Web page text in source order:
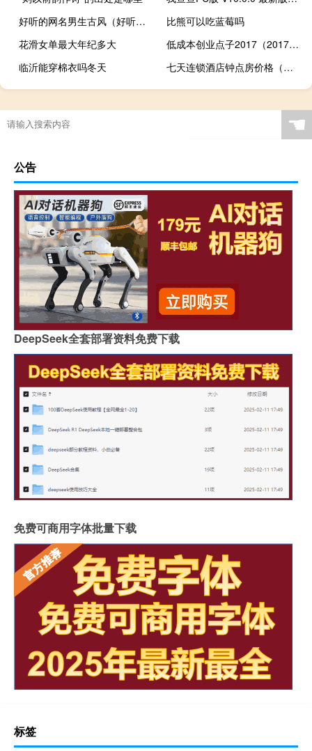
好听的网名男生古风（好听的网名男生）
比熊可以吃蓝莓吗
花滑女单最大年纪多大
低成本创业点子2017（2017创业点子）
临沂能穿棉衣吗冬天
七天连锁酒店钟点房价格（钟点房价格）
☚
公告
DeepSeek全套部署资料免费下载
免费可商用字体批量下载
标签